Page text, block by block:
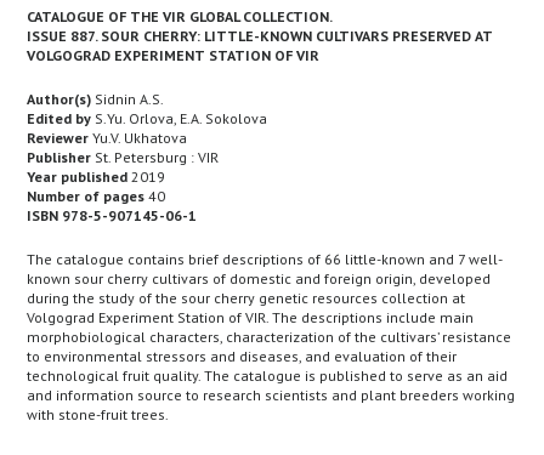
CATALOGUE OF THE VIR GLOBAL COLLECTION.
ISSUE 887. SOUR CHERRY: LITTLE-KNOWN CULTIVARS PRESERVED AT
VOLGOGRAD EXPERIMENT STATION OF VIR
Author(s) Sidnin A.S.
Edited by S.Yu. Orlova, E.A. Sokolova
Reviewer Yu.V. Ukhatova
Publisher St. Petersburg : VIR
Year published 2019
Number of pages 40
ISBN 978-5-907145-06-1
The catalogue contains brief descriptions of 66 little-known and 7 well-
known sour cherry cultivars of domestic and foreign origin, developed
during the study of the sour cherry genetic resources collection at
Volgograd Experiment Station of VIR. The descriptions include main
morphobiological characters, characterization of the cultivars’ resistance
to environmental stressors and diseases, and evaluation of their
technological fruit quality. The catalogue is published to serve as an aid
and information source to research scientists and plant breeders working
with stone-fruit trees.